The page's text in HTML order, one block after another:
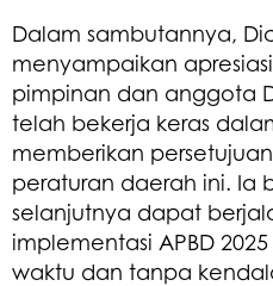
Dalam sambutannya,
menyampaikan
pimpinan dan anggota
telah bekerja keras
memberikan
peraturan daerah ini. Ia
selanjutnya dapat
implementasi APBD
waktu dan tanpa